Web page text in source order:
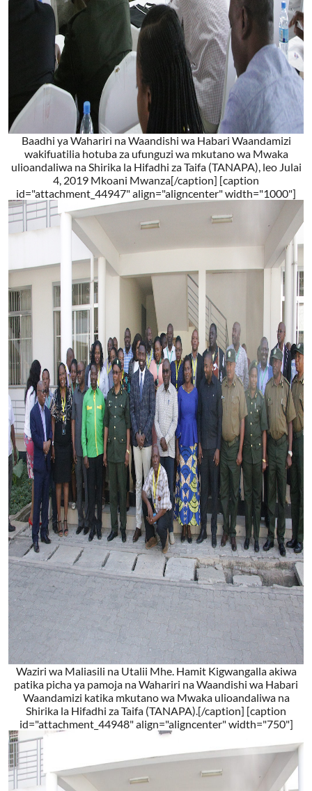
Baadhi ya Wahariri na Waandishi wa Habari Waandamizi
wakifuatilia hotuba za ufunguzi wa mkutano wa Mwaka
ulioandaliwa na Shirika la Hifadhi za Taifa (TANAPA), leo Julai
4, 2019 Mkoani Mwanza[/caption] [caption
id="attachment_44947" align="aligncenter" width="1000"]
Waziri wa Maliasili na Utalii Mhe. Hamit Kigwangalla akiwa
patika picha ya pamoja na Wahariri na Waandishi wa Habari
Waandamizi katika mkutano wa Mwaka ulioandaliwa na
Shirika la Hifadhi za Taifa (TANAPA).[/caption] [caption
id="attachment_44948" align="aligncenter" width="750"]